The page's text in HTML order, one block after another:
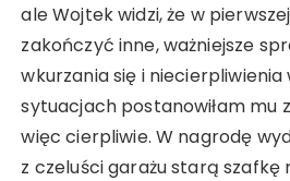
ale Wojtek widzi, że w
zakończyć inne, ważniejsze
wkurzania się i
sytuacjach postanowiłam mu
więc cierpliwie. W nagrodę
z czeluści garażu starą szafkę